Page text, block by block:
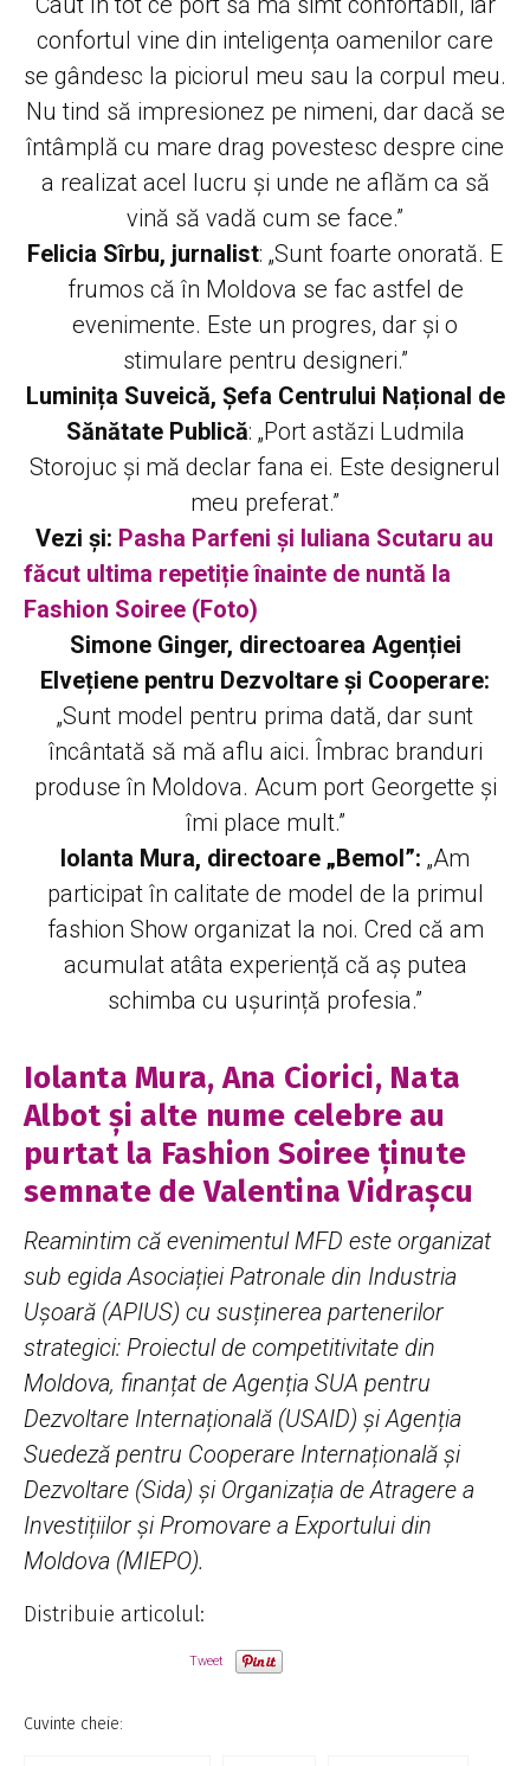
confortul vine din inteligența oamenilor care
se gândesc la piciorul meu sau la corpul meu.
Nu tind să impresionez pe nimeni, dar dacă se
întâmplă cu mare drag povestesc despre cine
a realizat acel lucru și unde ne aflăm ca să
vină să vadă cum se face.”
Felicia Sîrbu, jurnalist: „Sunt foarte onorată. E
frumos că în Moldova se fac astfel de
evenimente. Este un progres, dar și o
stimulare pentru designeri.”
Luminița Suveică, Șefa Centrului Național de
Sănătate Publică: „Port astăzi Ludmila
Storojuc și mă declar fana ei. Este designerul
meu preferat.”
Vezi și: Pasha Parfeni și Iuliana Scutaru au
făcut ultima repetiție înainte de nuntă la
Fashion Soiree (Foto)
Simone Ginger, directoarea Agenției
Elvețiene pentru Dezvoltare și Cooperare:
„Sunt model pentru prima dată, dar sunt
încântată să mă aflu aici. Îmbrac branduri
produse în Moldova. Acum port Georgette și
îmi place mult.”
Iolanta Mura, directoare „Bemol”: „Am
participat în calitate de model de la primul
fashion Show organizat la noi. Cred că am
acumulat atâta experiență că aș putea
schimba cu ușurință profesia.”
Iolanta Mura, Ana Ciorici, Nata
Albot și alte nume celebre au
purtat la Fashion Soiree ținute
semnate de Valentina Vidrașcu
Reamintim că evenimentul MFD este organizat
sub egida Asociației Patronale din Industria
Ușoară (APIUS) cu susținerea partenerilor
strategici: Proiectul de competitivitate din
Moldova, finanțat de Agenția SUA pentru
Dezvoltare Internațională (USAID) și Agenția
Suedeză pentru Cooperare Internațională și
Dezvoltare (Sida) și Organizația de Atragere a
Investițiilor și Promovare a Exportului din
Moldova (MIEPO).
Distribuie articolul:
Tweet
Cuvinte cheie: